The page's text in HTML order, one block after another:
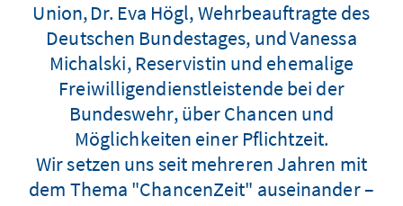
Union, Dr. Eva Högl, Wehrbeauftragte des
Deutschen Bundestages, und Vanessa
Michalski, Reservistin und ehemalige
Freiwilligendienstleistende bei der
Bundeswehr, über Chancen und
Möglichkeiten einer Pflichtzeit.
Wir setzen uns seit mehreren Jahren mit
dem Thema "ChancenZeit" auseinander –